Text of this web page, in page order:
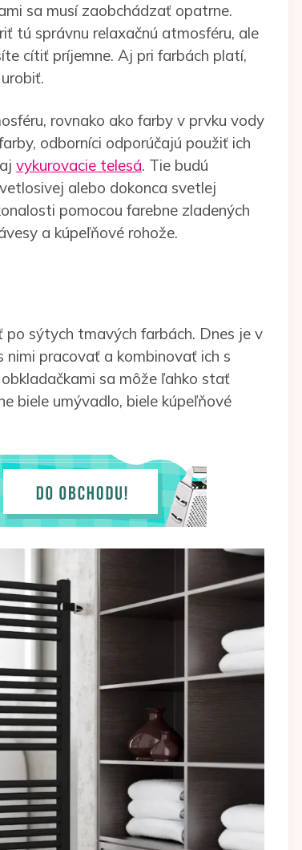
sa musí zaobchádzať opatrne.
tú správnu relaxačnú atmosféru, ale
cítiť príjemne. Aj pri farbách platí,
rovnako ako farby v prvku vody
odborníci odporúčajú použiť ich
vykurovacie telesá. Tie budú
alebo dokonca svetlej
pomocou farebne zladených
a kúpeľňové rohože.
sýtych tmavých farbách. Dnes je v
nimi pracovať a kombinovať ich s
sa môže ľahko stať
biele umývadlo, biele kúpeľňové